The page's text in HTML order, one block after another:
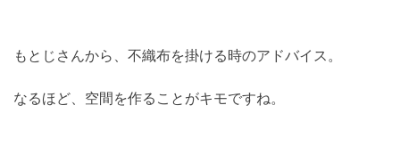
もとじさんから、不織布を掛ける時のアドバイス。
なるほど、空間を作ることがキモですね。